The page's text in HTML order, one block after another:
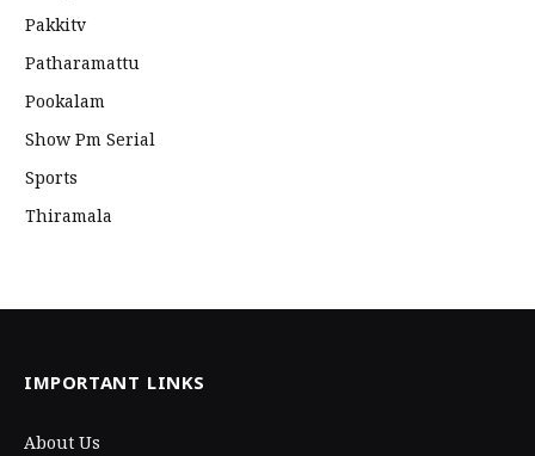
Pakkitv
Patharamattu
Pookalam
Show Pm Serial
Sports
Thiramala
IMPORTANT LINKS
About Us